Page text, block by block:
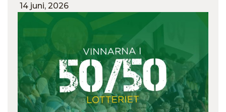
14 juni, 2026